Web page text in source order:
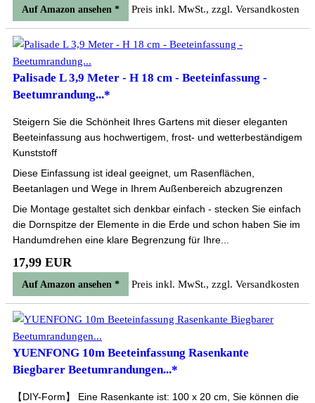
Auf Amazon ansehen * Preis inkl. MwSt., zzgl. Versandkosten
Palisade L 3,9 Meter - H 18 cm - Beeteinfassung -
Beetumrandung...*
Steigern Sie die Schönheit Ihres Gartens mit dieser eleganten
Beeteinfassung aus hochwertigem, frost- und wetterbeständigem
Kunststoff
Diese Einfassung ist ideal geeignet, um Rasenflächen,
Beetanlagen und Wege in Ihrem Außenbereich abzugrenzen
Die Montage gestaltet sich denkbar einfach - stecken Sie einfach
die Dornspitze der Elemente in die Erde und schon haben Sie im
Handumdrehen eine klare Begrenzung für Ihre...
17,99 EUR
Auf Amazon ansehen * Preis inkl. MwSt., zzgl. Versandkosten
YUENFONG 10m Beeteinfassung Rasenkante
Biegbarer Beetumrandungen...*
【DIY-Form】 Eine Rasenkante ist: 100 x 20 cm, Sie können die